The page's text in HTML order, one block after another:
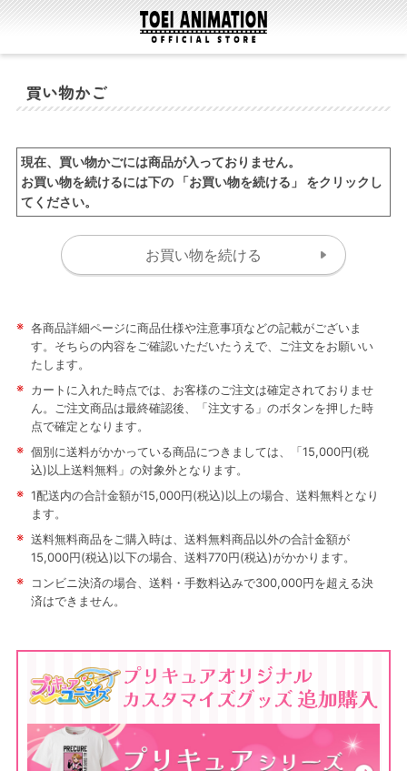
買い物かご
現在、買い物かごには商品が入っておりません。
お買い物を続けるには下の 「お買い物を続ける」 をクリックし
てください。
※ 各商品詳細ページに商品仕様や注意事項などの記載がございま
す。そちらの内容をご確認いただいたうえで、ご注文をお願いい
たします。
※ カートに入れた時点では、お客様のご注文は確定されておりませ
ん。ご注文商品は最終確認後、「注文する」のボタンを押した時
点で確定となります。
※ 個別に送料がかかっている商品につきましては、「15,000円(税
込)以上送料無料」の対象外となります。
※ 1配送内の合計金額が15,000円(税込)以上の場合、送料無料となり
ます。
※ 送料無料商品をご購入時は、送料無料商品以外の合計金額が
15,000円(税込)以下の場合、送料770円(税込)がかかります。
※
コンビニ決済の場合、送料・手数料込みで300,000円を超える決
済はできません。